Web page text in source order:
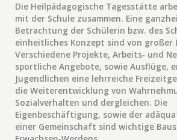
Die Heilpädagogische Tagesstätte
mit der Schule zusammen. Eine
Betrachtung der Schülerin bzw. des
einheitliches Konzept sind von großer
Verschiedene Projekte, Arbeits- und
sportliche Angebote, sowie Ausflüge,
Jugendlichen eine lehrreiche
die Weiterentwicklung von
Sozialverhalten und dergleichen. Die
Eigenbeschäftigung, sowie der
einer Gemeinschaft sind wichtige